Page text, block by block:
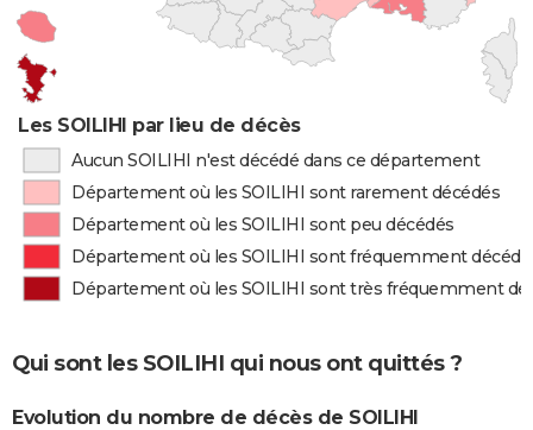
Les SOILIHI par lieu de décès
Aucun SOILIHI n'est décédé dans ce département
Département où les SOILIHI sont rarement décédés
Département où les SOILIHI sont peu décédés
Département où les SOILIHI sont fréquemment
Département où les SOILIHI sont très fréquemment
Qui sont les SOILIHI qui nous ont quittés ?
Evolution du nombre de décès de SOILIHI